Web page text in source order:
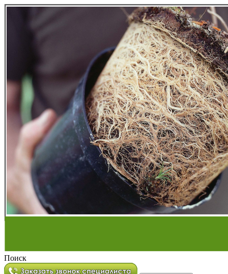
Поиск